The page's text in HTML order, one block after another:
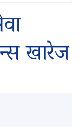
खारेज